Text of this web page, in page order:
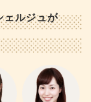
ェルジュが